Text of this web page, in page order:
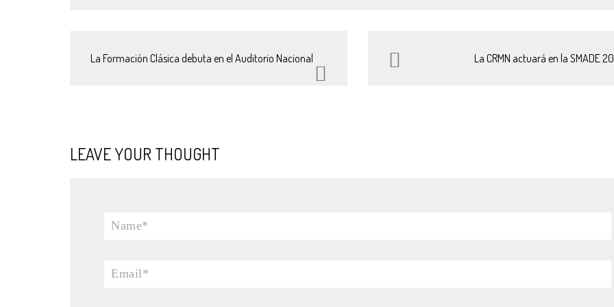
La Formación Clásica debuta en el Auditorio Nacional La CRMN actuará en la SMADE
LEAVE YOUR THOUGHT